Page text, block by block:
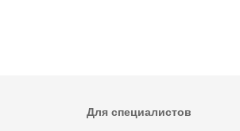
Для специалистов